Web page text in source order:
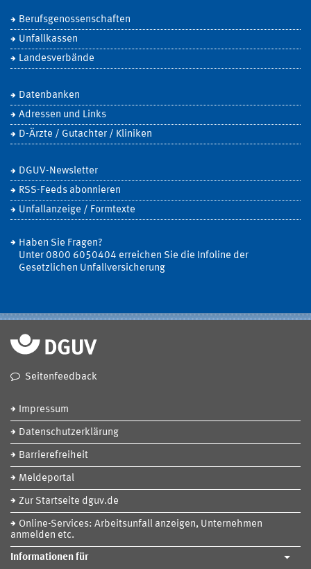
Berufsgenossenschaften
Unfallkassen
Landesverbände
Datenbanken
Adressen und Links
D-Ärzte / Gutachter / Kliniken
DGUV-Newsletter
RSS-Feeds abonnieren
Unfallanzeige / Formtexte
Haben Sie Fragen?
Unter 0800 6050404 erreichen Sie die Infoline der
Gesetzlichen Unfallversicherung
Seitenfeedback
Impressum
Datenschutzerklärung
Barrierefreiheit
Meldeportal
Zur Startseite dguv.de
Online-Services: Arbeitsunfall anzeigen, Unternehmen
anmelden etc.
Informationen für